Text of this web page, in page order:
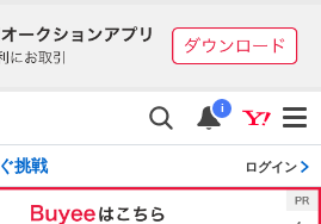
i
挑戦 ログイン